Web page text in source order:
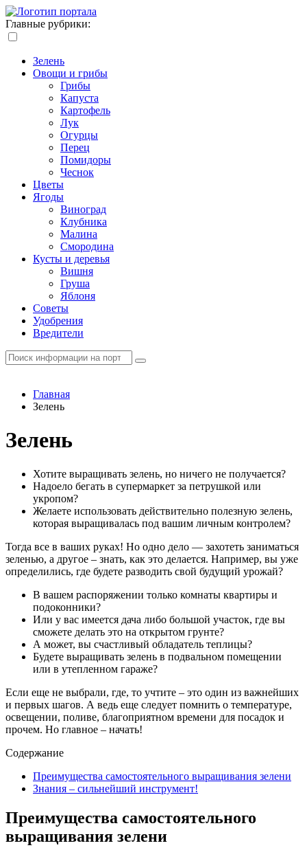
Главные рубрики:
Зелень
Овощи и грибы
Грибы
Капуста
Картофель
Лук
Огурцы
Перец
Помидоры
Чеснок
Цветы
Ягоды
Виноград
Клубника
Малина
Смородина
Кусты и деревья
Вишня
Груша
Яблоня
Советы
Удобрения
Вредители
Главная
Зелень
Зелень
Хотите выращивать зелень, но ничего не получается?
Надоело бегать в супермаркет за петрушкой или
укропом?
Желаете использовать действительно полезную зелень,
которая выращивалась под вашим личным контролем?
Тогда все в ваших руках! Но одно дело — захотеть заниматься
зеленью, а другое – знать, как это делается. Например, вы уже
определились, где будете разводить свой будущий урожай?
В вашем распоряжении только комнаты квартиры и
подоконники?
Или у вас имеется дача либо большой участок, где вы
сможете делать это на открытом грунте?
А может, вы счастливый обладатель теплицы?
Будете выращивать зелень в подвальном помещении
или в утепленном гараже?
Если еще не выбрали, где, то учтите – это один из важнейших
и первых шагов. А ведь еще следует помнить о температуре,
освещении, поливе, благоприятном времени для посадок и
прочем. Но главное – начать!
Содержание
Преимущества самостоятельного выращивания зелени
Знания – сильнейший инструмент!
Преимущества самостоятельного
выращивания зелени